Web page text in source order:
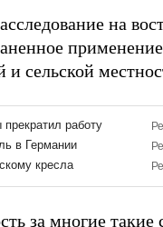
на
и сельской
за многие такие